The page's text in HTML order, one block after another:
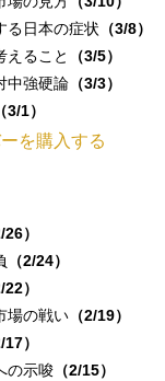
る日本の症状 （3/8）
えること
（3/5）
中強硬論 （3/3）
（3/1）
を購入する
26）
（2/24）
22）
場の戦い （2/19）
17）
の示唆 （2/15）